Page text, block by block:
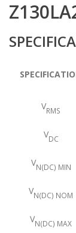
VRMS
VDC
VN(DC) MIN
VN(DC) NOM
VN(DC) MAX